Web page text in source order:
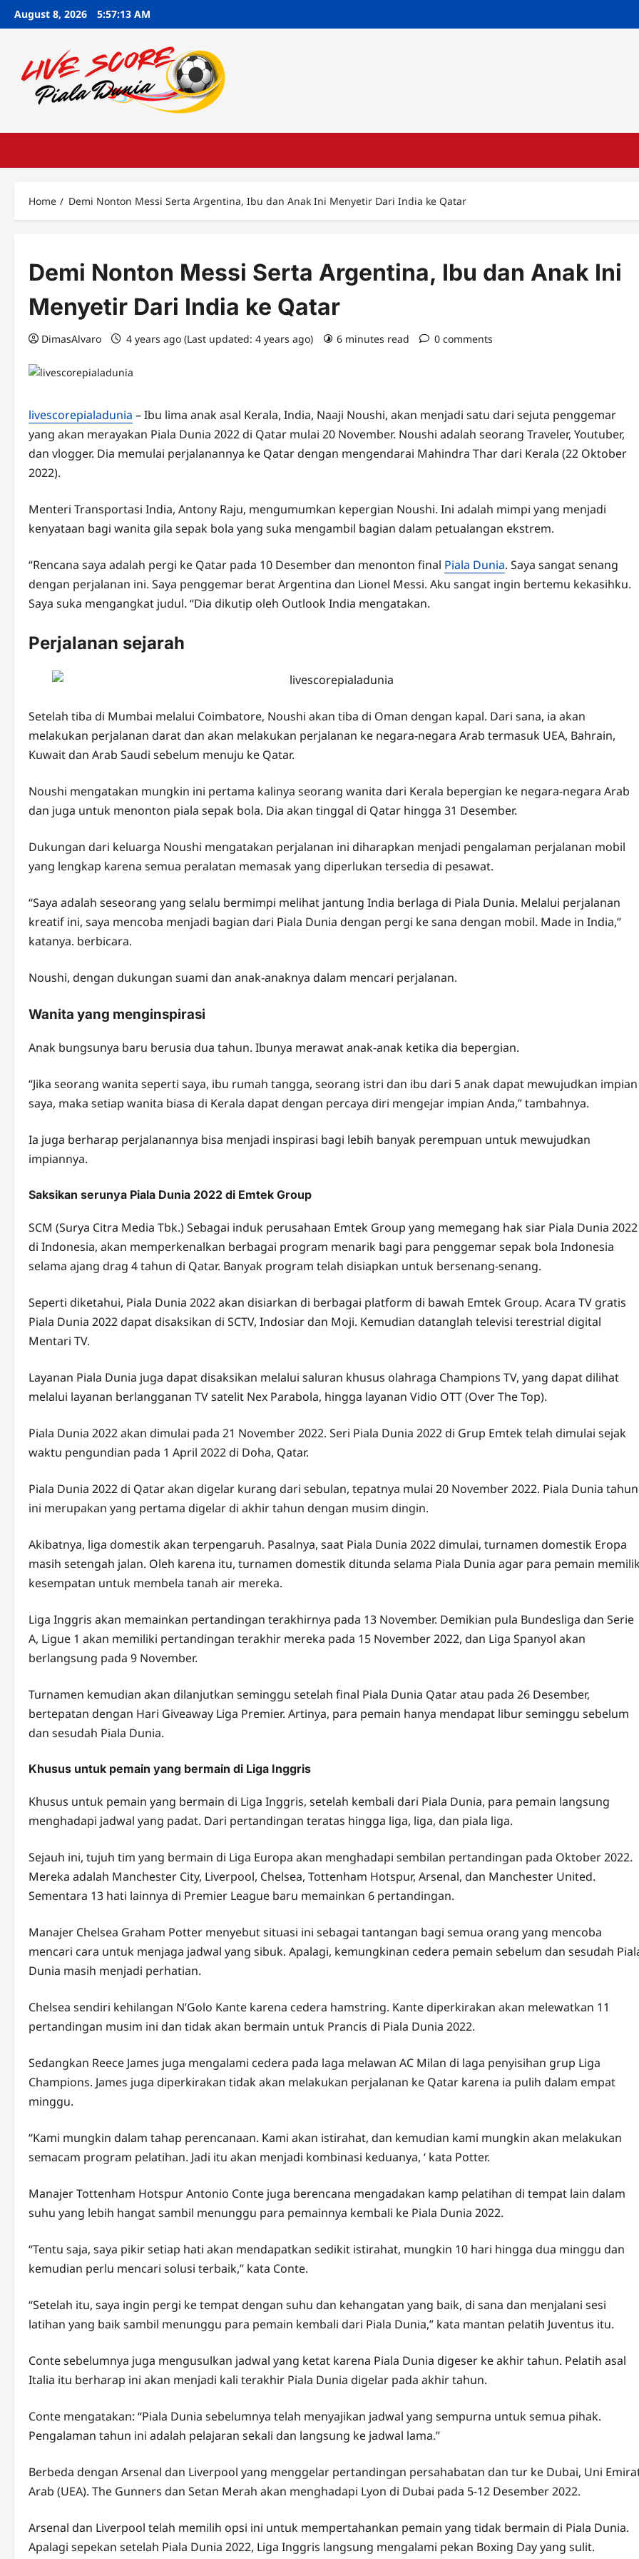
SkipAugust 8, 2026 5:57:14 AM
Home Demi Nonton Messi Serta Argentina, Ibu dan Anak Ini Menyetir Dari India ke Qatar
Demi Nonton Messi Serta Argentina, Ibu dan Anak Ini
Menyetir Dari India ke Qatar
DimasAlvaro 4 years ago (Last updated: 4 years ago) 6 minutes read 0 comments
livescorepialadunia – Ibu lima anak asal Kerala, India, Naaji Noushi, akan menjadi satu dari sejuta penggemar
yang akan merayakan Piala Dunia 2022 di Qatar mulai 20 November. Noushi adalah seorang Traveler, Youtuber,
dan vlogger. Dia memulai perjalanannya ke Qatar dengan mengendarai Mahindra Thar dari Kerala (22 Oktober
2022).
Menteri Transportasi India, Antony Raju, mengumumkan kepergian Noushi. Ini adalah mimpi yang menjadi
kenyataan bagi wanita gila sepak bola yang suka mengambil bagian dalam petualangan ekstrem.
“Rencana saya adalah pergi ke Qatar pada 10 Desember dan menonton final Piala Dunia. Saya sangat senang
dengan perjalanan ini. Saya penggemar berat Argentina dan Lionel Messi. Aku sangat ingin bertemu kekasihku.
Saya suka mengangkat judul. “Dia dikutip oleh Outlook India mengatakan.
Perjalanan sejarah
Setelah tiba di Mumbai melalui Coimbatore, Noushi akan tiba di Oman dengan kapal. Dari sana, ia akan
melakukan perjalanan darat dan akan melakukan perjalanan ke negara-negara Arab termasuk UEA, Bahrain,
Kuwait dan Arab Saudi sebelum menuju ke Qatar.
Noushi mengatakan mungkin ini pertama kalinya seorang wanita dari Kerala bepergian ke negara-negara Arab
dan juga untuk menonton piala sepak bola. Dia akan tinggal di Qatar hingga 31 Desember.
Dukungan dari keluarga Noushi mengatakan perjalanan ini diharapkan menjadi pengalaman perjalanan mobil
yang lengkap karena semua peralatan memasak yang diperlukan tersedia di pesawat.
“Saya adalah seseorang yang selalu bermimpi melihat jantung India berlaga di Piala Dunia. Melalui perjalanan
kreatif ini, saya mencoba menjadi bagian dari Piala Dunia dengan pergi ke sana dengan mobil. Made in India,”
katanya. berbicara.
Noushi, dengan dukungan suami dan anak-anaknya dalam mencari perjalanan.
Wanita yang menginspirasi
Anak bungsunya baru berusia dua tahun. Ibunya merawat anak-anak ketika dia bepergian.
“Jika seorang wanita seperti saya, ibu rumah tangga, seorang istri dan ibu dari 5 anak dapat mewujudkan impian
saya, maka setiap wanita biasa di Kerala dapat dengan percaya diri mengejar impian Anda,” tambahnya.
Ia juga berharap perjalanannya bisa menjadi inspirasi bagi lebih banyak perempuan untuk mewujudkan
impiannya.
Saksikan serunya Piala Dunia 2022 di Emtek Group
SCM (Surya Citra Media Tbk.) Sebagai induk perusahaan Emtek Group yang memegang hak siar Piala Dunia 2022
di Indonesia, akan memperkenalkan berbagai program menarik bagi para penggemar sepak bola Indonesia
selama ajang drag 4 tahun di Qatar. Banyak program telah disiapkan untuk bersenang-senang.
Seperti diketahui, Piala Dunia 2022 akan disiarkan di berbagai platform di bawah Emtek Group. Acara TV gratis
Piala Dunia 2022 dapat disaksikan di SCTV, Indosiar dan Moji. Kemudian datanglah televisi terestrial digital
Mentari TV.
Layanan Piala Dunia juga dapat disaksikan melalui saluran khusus olahraga Champions TV, yang dapat dilihat
melalui layanan berlangganan TV satelit Nex Parabola, hingga layanan Vidio OTT (Over The Top).
Piala Dunia 2022 akan dimulai pada 21 November 2022. Seri Piala Dunia 2022 di Grup Emtek telah dimulai sejak
waktu pengundian pada 1 April 2022 di Doha, Qatar.
Piala Dunia 2022 di Qatar akan digelar kurang dari sebulan, tepatnya mulai 20 November 2022. Piala Dunia tahun
ini merupakan yang pertama digelar di akhir tahun dengan musim dingin.
Akibatnya, liga domestik akan terpengaruh. Pasalnya, saat Piala Dunia 2022 dimulai, turnamen domestik Eropa
masih setengah jalan. Oleh karena itu, turnamen domestik ditunda selama Piala Dunia agar para pemain
kesempatan untuk membela tanah air mereka.
Liga Inggris akan memainkan pertandingan terakhirnya pada 13 November. Demikian pula Bundesliga dan Serie
A, Ligue 1 akan memiliki pertandingan terakhir mereka pada 15 November 2022, dan Liga Spanyol akan
berlangsung pada 9 November.
Turnamen kemudian akan dilanjutkan seminggu setelah final Piala Dunia Qatar atau pada 26 Desember,
bertepatan dengan Hari Giveaway Liga Premier. Artinya, para pemain hanya mendapat libur seminggu sebelum
dan sesudah Piala Dunia.
Khusus untuk pemain yang bermain di Liga Inggris
Khusus untuk pemain yang bermain di Liga Inggris, setelah kembali dari Piala Dunia, para pemain langsung
menghadapi jadwal yang padat. Dari pertandingan teratas hingga liga, liga, dan piala liga.
Sejauh ini, tujuh tim yang bermain di Liga Europa akan menghadapi sembilan pertandingan pada Oktober 2022.
Mereka adalah Manchester City, Liverpool, Chelsea, Tottenham Hotspur, Arsenal, dan Manchester United.
Sementara 13 hati lainnya di Premier League baru memainkan 6 pertandingan.
Manajer Chelsea Graham Potter menyebut situasi ini sebagai tantangan bagi semua orang yang mencoba
mencari cara untuk menjaga jadwal yang sibuk. Apalagi, kemungkinan cedera pemain sebelum dan sesudah
Dunia masih menjadi perhatian.
Chelsea sendiri kehilangan N’Golo Kante karena cedera hamstring. Kante diperkirakan akan melewatkan 11
pertandingan musim ini dan tidak akan bermain untuk Prancis di Piala Dunia 2022.
Sedangkan Reece James juga mengalami cedera pada laga melawan AC Milan di laga penyisihan grup Liga
Champions. James juga diperkirakan tidak akan melakukan perjalanan ke Qatar karena ia pulih dalam empat
minggu.
“Kami mungkin dalam tahap perencanaan. Kami akan istirahat, dan kemudian kami mungkin akan melakukan
semacam program pelatihan. Jadi itu akan menjadi kombinasi keduanya, ‘ kata Potter.
Manajer Tottenham Hotspur Antonio Conte juga berencana mengadakan kamp pelatihan di tempat lain dalam
suhu yang lebih hangat sambil menunggu para pemainnya kembali ke Piala Dunia 2022.
“Tentu saja, saya pikir setiap hati akan mendapatkan sedikit istirahat, mungkin 10 hari hingga dua minggu dan
kemudian perlu mencari solusi terbaik,” kata Conte.
“Setelah itu, saya ingin pergi ke tempat dengan suhu dan kehangatan yang baik, di sana dan menjalani sesi
latihan yang baik sambil menunggu para pemain kembali dari Piala Dunia,” kata mantan pelatih Juventus itu.
Conte sebelumnya juga mengusulkan jadwal yang ketat karena Piala Dunia digeser ke akhir tahun. Pelatih asal
Italia itu berharap ini akan menjadi kali terakhir Piala Dunia digelar pada akhir tahun.
Conte mengatakan: “Piala Dunia sebelumnya telah menyajikan jadwal yang sempurna untuk semua pihak.
Pengalaman tahun ini adalah pelajaran sekali dan langsung ke jadwal lama.”
Berbeda dengan Arsenal dan Liverpool yang menggelar pertandingan persahabatan dan tur ke Dubai, Uni
Arab (UEA). The Gunners dan Setan Merah akan menghadapi Lyon di Dubai pada 5-12 Desember 2022.
Arsenal dan Liverpool telah memilih opsi ini untuk mempertahankan pemain yang tidak bermain di Piala Dunia.
Apalagi sepekan setelah Piala Dunia 2022, Liga Inggris langsung mengalami pekan Boxing Day yang sulit.